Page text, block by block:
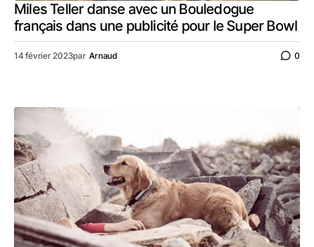
Miles Teller danse avec un Bouledogue
français dans une publicité pour le Super Bowl
14 février 2023par Arnaud 0